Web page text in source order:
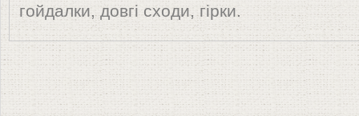
гойдалки, довгі сходи, гірки.